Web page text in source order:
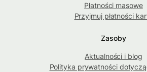
Płatności masowe
Przyjmuj płatności
Zasoby
Aktualności i blog
Polityka prywatności